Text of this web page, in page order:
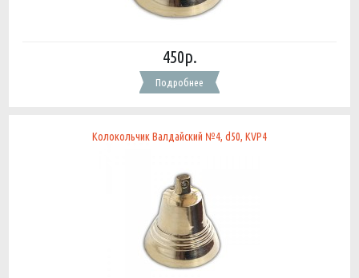
450р.
Подробнее
Колокольчик Валдайский №4, d50, KVP4